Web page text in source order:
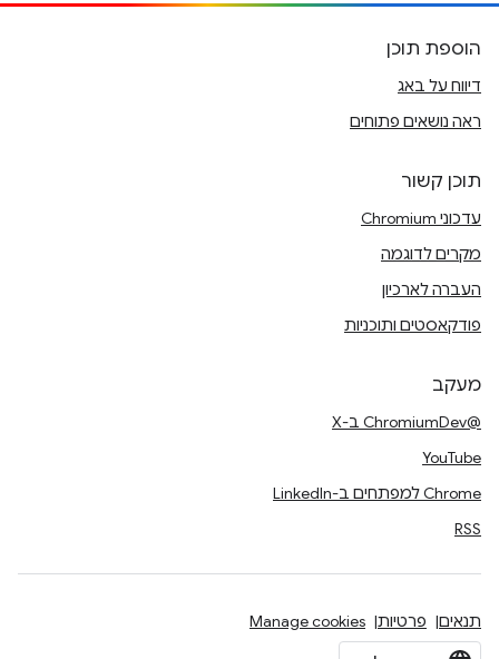
הוספת תוכן
דיווח על באג
ראה נושאים פתוחים
תוכן קשור
עדכוני Chromium
מקרים לדוגמה
העברה לארכיון
פודקאסטים ותוכניות
מעקב
@ChromiumDev ב-X
YouTube
Chrome למפתחים ב-LinkedIn
RSS
תנאים פרטיות Manage cookies